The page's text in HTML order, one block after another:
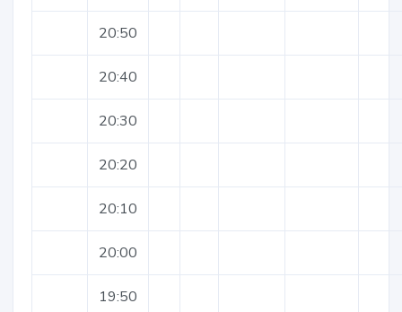
20:50
20:40
20:30
20:20
20:10
20:00
19:50